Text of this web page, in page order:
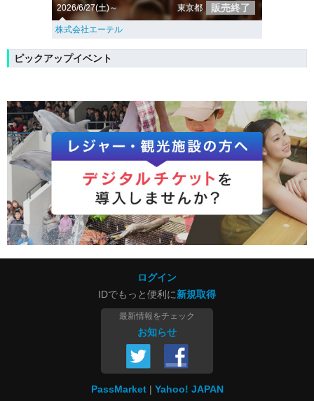
2026/6/27(土)～ 東京都 販売終了
株式会社エーテル
ピックアップイベント
ログイン
IDでもっと便利に新規取得
最新情報をチェック
お知らせ
PassMarket Yahoo! JAPAN